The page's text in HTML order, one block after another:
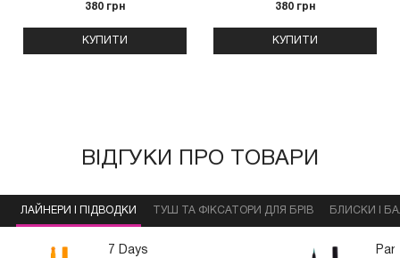
380 грн
КУПИТИ
380 грн
КУПИТИ
ВІДГУКИ ПРО ТОВАРИ
ЛАЙНЕРИ І ПІДВОДКИ ТУШ ТА ФІКСАТОРИ ДЛЯ БРІВ БЛИСКИ І
7 Days